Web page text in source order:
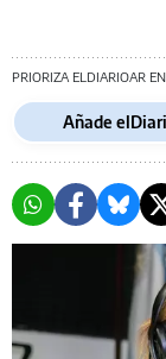
PRIORIZA ELDIARIOAR
Añade